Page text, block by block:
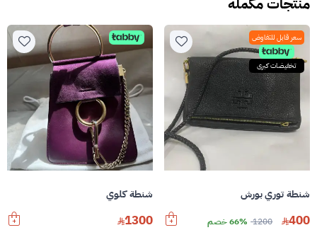
سعر قابل للتفاوض
تخفيضات كبرى
شنطة توري بورش
400
1200 66% خصم
شنطة كلوي
1300